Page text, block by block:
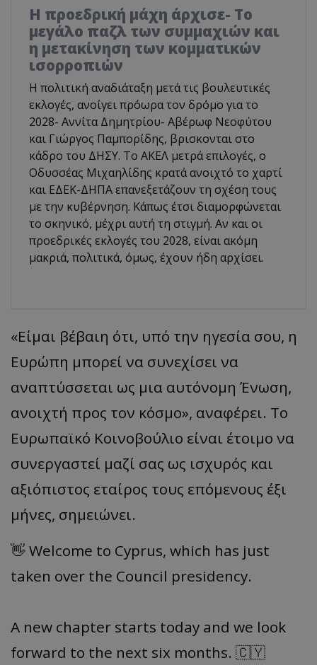
Η προεδρική μάχη άρχισε- Το
μεγάλο παζλ των συμμαχιών και
η μετακίνηση των κομματικών
ισορροπιών
Η πολιτική αναδιάταξη μετά τις βουλευτικές
εκλογές, ανοίγει πρόωρα τον δρόμο για το
2028- Αννίτα Δημητρίου- Αβέρωφ Νεοφύτου
και Γιώργος Παμπορίδης, βρισκονται στο
κάδρο του ΔΗΣΥ. Το ΑΚΕΛ μετρά επιλογές, ο
Οδυσσέας Μιχαηλίδης κρατά ανοιχτό το χαρτί
και ΕΔΕΚ-ΔΗΠΑ επανεξετάζουν τη σχέση τους
με την κυβέρνηση. Κάπως έτσι διαμορφώνεται
το σκηνικό, μέχρι αυτή τη στιγμή. Αν και οι
προεδρικές εκλογές του 2028, είναι ακόμη
μακριά, πολιτικά, όμως, έχουν ήδη αρχίσει.
«Είμαι βέβαιη ότι, υπό την ηγεσία σου, η
Ευρώπη μπορεί να συνεχίσει να
αναπτύσσεται ως μια αυτόνομη Ένωση,
ανοιχτή προς τον κόσμο», αναφέρει. Το
Ευρωπαϊκό Κοινοβούλιο είναι έτοιμο να
συνεργαστεί μαζί σας ως ισχυρός και
αξιόπιστος εταίρος τους επόμενους έξι
μήνες, σημειώνει.
👋 Welcome to Cyprus, which has just
taken over the Council presidency.
A new chapter starts today and we look
forward to the next six months. 🇨🇾